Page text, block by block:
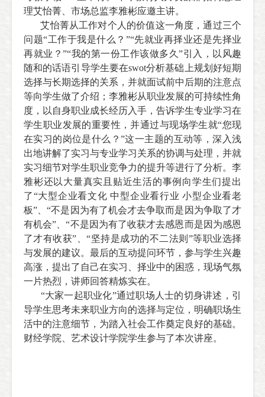
理艾怡菁、市场总监李雅彬应邀主讲。
艾怡菁从工作对个人的价值这一角度，通过三个
问题“工作于我是什么？”“先就业再择业还是先择业
再就业？”“我的第一份工作该做多久”引入，以风趣
随和的话语引导学生要在swot分析基础上规划好短期
选择与长期选择的关系，并就面试前中后期的注意点
等向学生做了介绍；李雅彬从职业发展的可持续性角
度，以自身职业成长经历入手，告诉学生专业学习在
学生职业发展的重要性，并通过与现场学生就“您现
在实习的岗位是什么？”这一主题的互动等，深入浅
出地讲解了实习与专业学习关系的协调与处理，并就
实习细节对学生职业竞争力的提升等进行了分析。李
雅彬还以大量真实且贴近生活的事例向学生们提出
了“大型企业看文化 中型企业看行业 小型企业看老
板”、“不是因为有了机会才去争取而是因为争取了才
有机会”、“不是因为有了收获才去感恩而是因为感恩
了才有收获”、“坚持是成功的不二法则”等职业选择
与发展的建议。最后的互动提问环节，参与学生兴趣
高涨，提出了自己在实习、择业中的困惑，现场气氛
一片热烈，讲师回答精炼实在。
“大家一起职业化”通过职场人士的切身讲述，引
导学生思考未来职业方向的选择与定位，明确职场生
活中的注意细节，为踏入社会工作奠定良好的基础。
财经学院、艺术设计学院学生参与了本次讲座。